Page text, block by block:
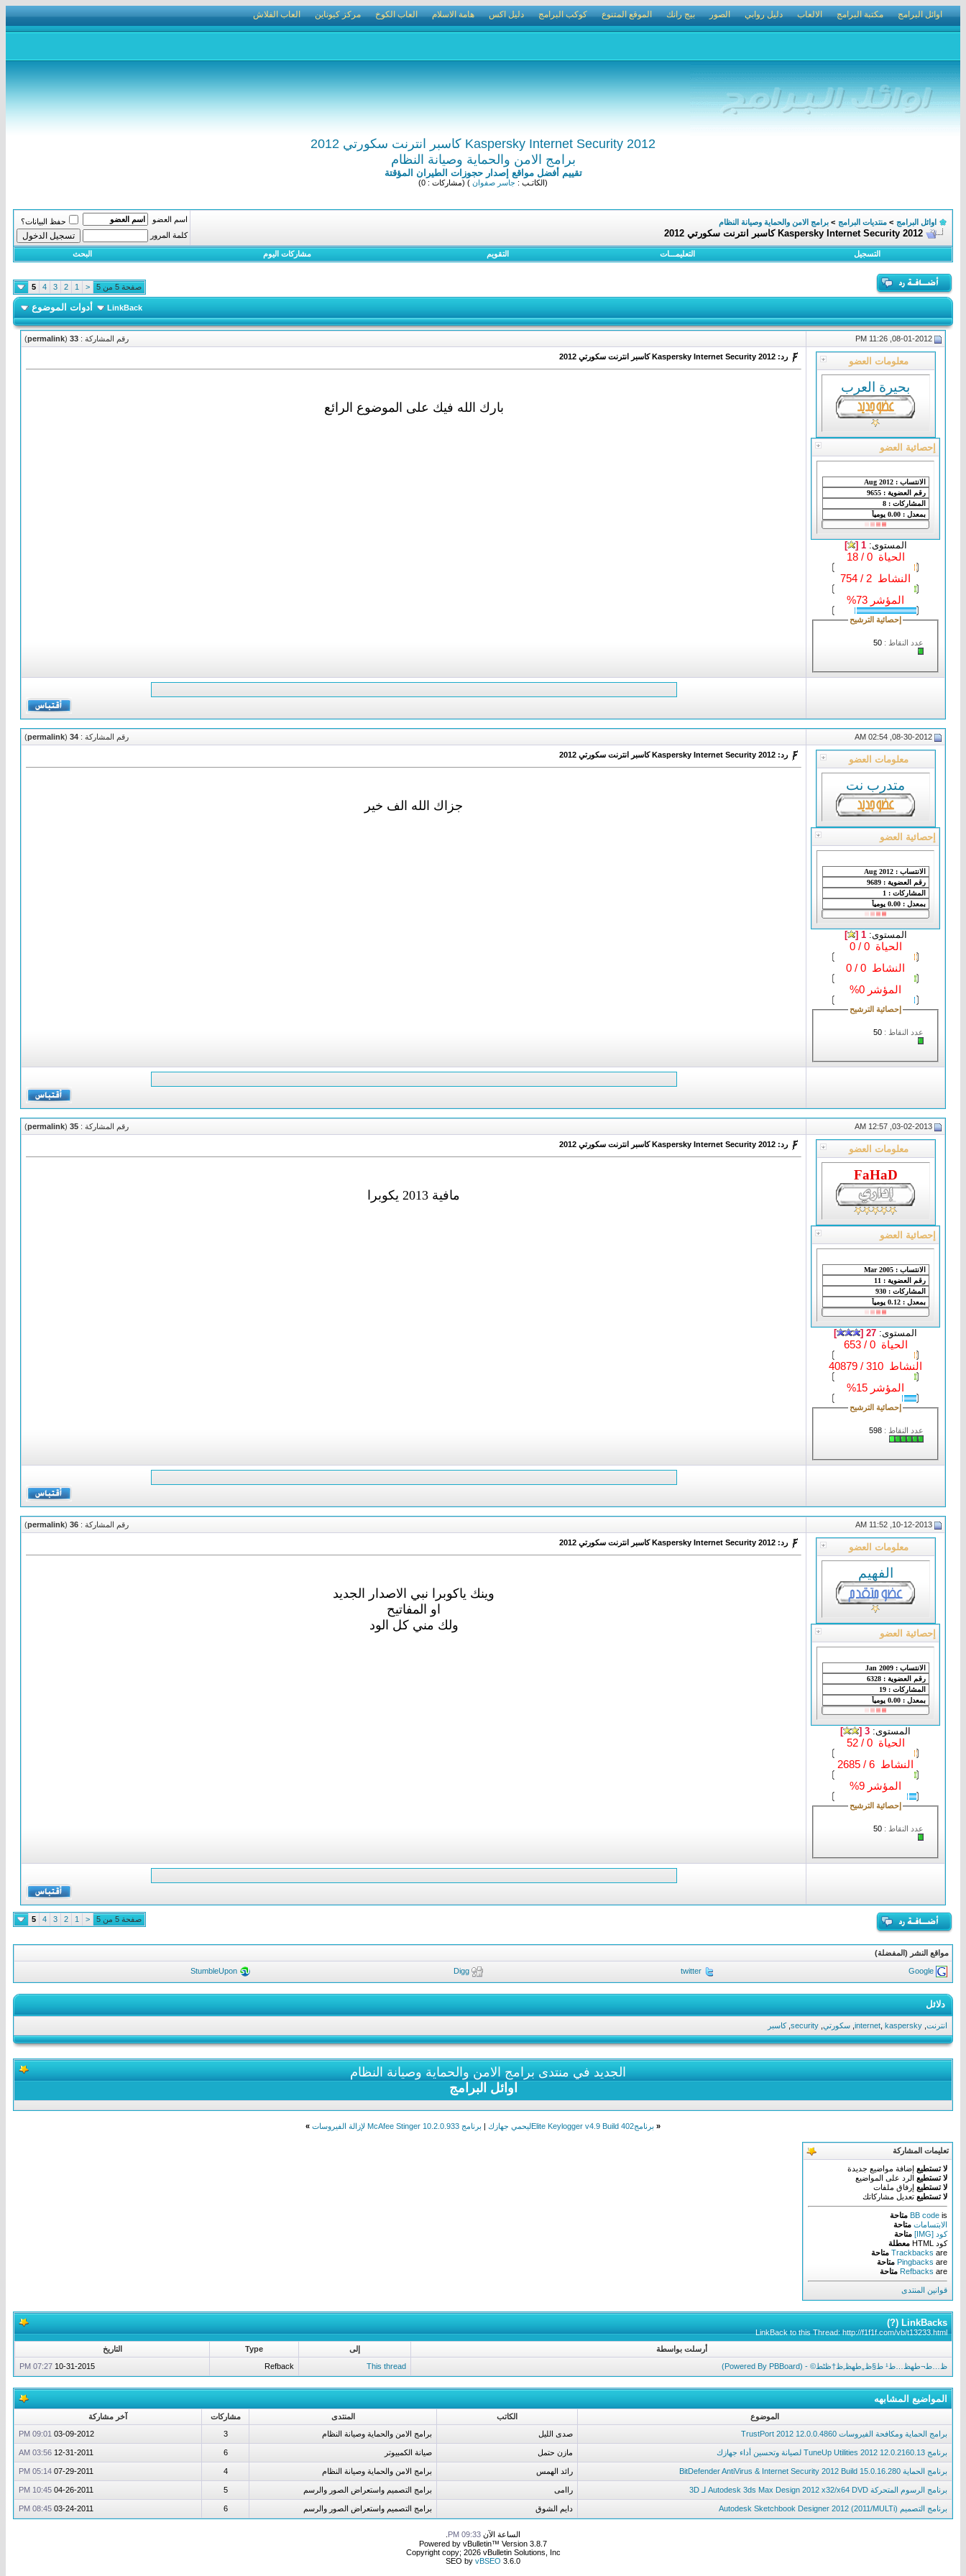
اوائل البرامج مكتبة البرامج الالعاب دليل روابي الصور بيج رانك الموقع المتنوع كوكب البرامج دليل اكس هامة الاسلام العاب الكوخ مركز كيوناين العاب الفلاش
Kaspersky Internet Security 2012 كاسبر انترنت سكورتي 2012
برامج الامن والحماية وصيانة النظام
تقييم أفضل مواقع إصدار حجوزات الطيران المؤقتة
(الكاتـب : جاسر صفوان ) (مشاركات : 0)
اوائل البرامج > منتديات البرامج > برامج الامن والحماية وصيانة النظام
Kaspersky Internet Security 2012 كاسبر انترنت سكورتي 2012
اسم العضو
حفظ البيانات؟
كلمة المرور
التسجيل التعليمـــات التقويم مشاركات اليوم البحث
صفحة 5 من 5 <
1
2
3
4
5
LinkBack أدوات الموضوع
رقم المشاركة : 33
(
permalink
)
معلومات العضو
بحيرة العرب
إحصائية العضو
المستوى:1 [
]
الحياة 0 / 18
النشاط 2 / 754
المؤشر 73%
إحصائية الترشيح
عدد النقاط :50
رد: Kaspersky Internet Security 2012 كاسبر انترنت سكورتي 2012
بارك الله فيك على الموضوع الرائع
رقم المشاركة : 34
(
permalink
)
معلومات العضو
متدرب نت
إحصائية العضو
المستوى:1 [
]
الحياة 0 / 0
النشاط 0 / 0
المؤشر 0%
إحصائية الترشيح
عدد النقاط :50
رد: Kaspersky Internet Security 2012 كاسبر انترنت سكورتي 2012
جزاك الله الف خير
رقم المشاركة : 35
(
permalink
)
معلومات العضو
FaHaD
إحصائية العضو
المستوى: 27 [
]
الحياة 0 / 653
النشاط 310 / 40879
المؤشر 15%
إحصائية الترشيح
عدد النقاط :598
رد: Kaspersky Internet Security 2012 كاسبر انترنت سكورتي 2012
مافية 2013 يكوبرا
رقم المشاركة : 36
(
permalink
)
معلومات العضو
الفهيم
إحصائية العضو
المستوى: 3 [
]
الحياة 0 / 52
النشاط 6 / 2685
المؤشر 9%
إحصائية الترشيح
عدد النقاط :50
رد: Kaspersky Internet Security 2012 كاسبر انترنت سكورتي 2012
وينك ياكوبرا نبي الاصدار الجديد
او المفاتيح
ولك مني كل الود
صفحة 5 من 5 <
1
2
3
4
5
مواقع النشر (المفضلة)
Google
twitter
Digg
StumbleUpon
دلائل
انترنت internet kaspersky سكورتي security
,كاسبر
الجديد في منتدى برامج الامن والحماية وصيانة النظام
اوائل البرامج
« برنامجElite Keylogger v4.9 Build 402ليحمي جهازك | برنامج McAfee Stinger 10.2.0.933 لإزالة الفيروسات »
تعليمات المشاركة
لا تستطيع إضافة مواضيع جديدة
لا تستطيع الرد على المواضيع
لا تستطيع إرفاق ملفات
لا تستطيع تعديل مشاركاتك
BB code is
متاحة
الابتسامات متاحة
كود [IMG]
متاحة
كود HTML
معطلة
Trackbacks are
متاحة
Pingbacks are
متاحة
Refbacks are متاحة
قوانين المنتدى
LinkBacks (
?
)
LinkBack to this Thread: http://f1f1f.com/vb/t13233.html
أرسلت بواسطة
إلى Type
التاريخ
ظ…ط¬طھظ…ط¹ ط§ظ„طھظ‚ظ†ظٹط© - (Powered By PBBoard)
This thread
Refback
10-31-2015
07:27 PM
المواضيع المشابهه
الموضوع الكاتب المنتدى مشاركات
آخر مشاركة
برامج الحماية ومكافحة الفيروسات TrustPort 2012 12.0.0.4860
صدى الليل برامج الامن والحماية وصيانة النظام 3
03-09-2012
09:01 PM
برنامج TuneUp Utilities 2012 12.0.2160.13 لصيانة وتحسين أداء جهازك مازن حتمل صيانة الكمبيوتر 6
12-31-2011
03:56 AM
برنامج الحماية BitDefender AntiVirus & Internet Security 2012 Build 15.0.16.280 رائد الهمس برامج الامن والحماية وصيانة النظام 4
07-29-2011
05:14 PM
برنامج الرسوم المتحركة Autodesk 3ds Max Design 2012 x32/x64 DVD لـ 3D راامى برامج التصميم واستعراض الصور والرسم 5
04-26-2011
10:45 PM
برنامج التصميم Autodesk Sketchbook Designer 2012 (2011/MULTi) دايم الشوق برامج التصميم واستعراض الصور والرسم 6
03-24-2011
08:45 PM
الساعة الآن 09:33 PM
Powered by vBulletin™ Version 3.8.7
Copyright copy; 2026 vBulletin Solutions, Inc
SEO by vBSEO 3.6.0